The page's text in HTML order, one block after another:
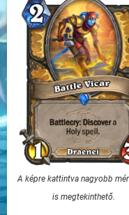
A képre kattintva nagyobb
is megtekinthető.